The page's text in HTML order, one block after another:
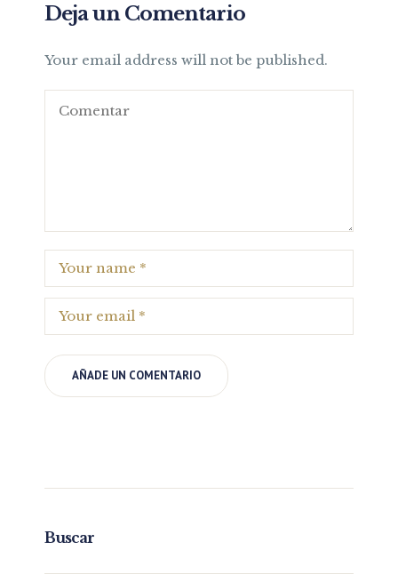
Deja un Comentario
Your email address will not be published.
Buscar